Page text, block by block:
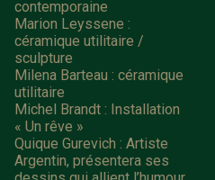
contemporaine
Marion Leyssene :
céramique utilitaire /
sculpture
Milena Barteau : céramique
utilitaire
Michel Brandt : Installation
« Un rêve »
Quique Gurevich : Artiste
Argentin, présentera ses